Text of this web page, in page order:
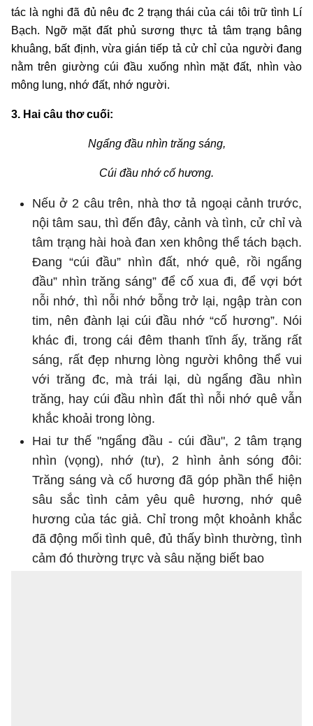
tác là nghi đã đủ nêu đc 2 trạng thái của cái tôi trữ tình Lí
Bạch. Ngỡ mặt đất phủ sương thực tả tâm trạng bâng
khuâng, bất định, vừa gián tiếp tả cử chỉ của người đang
nằm trên giường cúi đầu xuống nhìn mặt đất, nhìn vào
mông lung, nhớ đất, nhớ người.
3. Hai câu thơ cuối:
Ngẩng đầu nhìn trăng sáng,
Cúi đầu nhớ cố hương.
Nếu ở 2 câu trên, nhà thơ tả ngoại cảnh trước,
nội tâm sau, thì đến đây, cảnh và tình, cử chỉ và
tâm trạng hài hoà đan xen không thể tách bạch.
Đang “cúi đầu” nhìn đất, nhớ quê, rồi ngẩng
đầu” nhìn trăng sáng” để cố xua đi, để vợi bớt
nỗi nhớ, thì nỗi nhớ bỗng trở lại, ngập tràn con
tim, nên đành lại cúi đầu nhớ “cố hương”. Nói
khác đi, trong cái đêm thanh tĩnh ấy, trăng rất
sáng, rất đẹp nhưng lòng người không thể vui
với trăng đc, mà trái lại, dù ngẩng đầu nhìn
trăng, hay cúi đầu nhìn đất thì nỗi nhớ quê vẫn
khắc khoải trong lòng.
Hai tư thế "ngẩng đầu - cúi đầu", 2 tâm trạng
nhìn (vọng), nhớ (tư), 2 hình ảnh sóng đôi:
Trăng sáng và cố hương đã góp phần thể hiện
sâu sắc tình cảm yêu quê hương, nhớ quê
hương của tác giả. Chỉ trong một khoảnh khắc
đã động mối tình quê, đủ thấy bình thường, tình
cảm đó thường trực và sâu nặng biết bao